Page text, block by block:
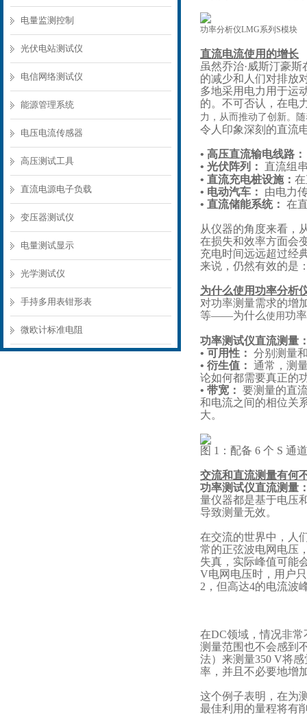
电量监测控制
光伏电站测试仪
电信网络测试仪
能源管理系统
电压电流传感器
高压测试工具
直流电源电子负载
变压器测试仪
电量测试显示
光学测试仪
手持多用表钳形表
微欧计标准电阻
功率分析仪LMG系列S模块
直流电流使用的增长
虽然乔治·威斯汀豪
的减少和 人们对排放
多地采用电力 用于运
的。 不可否认 ，在电
力，从而推动了创新。
令人印象深刻的直流
• 高压直流输电线路 ：
• 光伏阵列：
直流组
• 直流充电桩设施：
• 电动汽车： 由电力
• 直流储能系统： 在
从仪器的角度来看，
在损失和效率方面会
充电时间远远超过经
来说， 仍然有效的是
为什么使用功率分析
对功率测量需求的增
等——为什么使用功
功率测试仪直流测量
• 可用性： 分别测量
• 衍生值： 通常，测
论如何都需要真正的
• 带宽： 要测量的直
和电流之间的相位关
大。
图 1：配备 6 个 S 通
交流和直流测量有何
功率测试仪直流测量
量仪器都是基于电压
导致测量无效。
在交流的世界中，人
常的正弦波电网电压
失真，实际峰值可能
V电网电压时，用户
2 ，但高达4的电流波
在DC领域，情况非常
测量范围也不会感到
法）来测量350 V将
率，并且不必要地增
这个例子表明，在为
最佳利用的量程将有